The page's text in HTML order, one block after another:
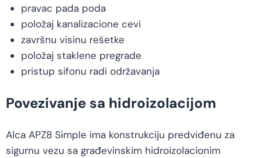
pravac pada poda
položaj kanalizacione cevi
završnu visinu rešetke
položaj staklene pregrade
pristup sifonu radi održavanja
Povezivanje sa hidroizolacijom
Alca APZ8 Simple ima konstrukciju predviđenu za
sigurnu vezu sa građevinskim hidroizolacionim